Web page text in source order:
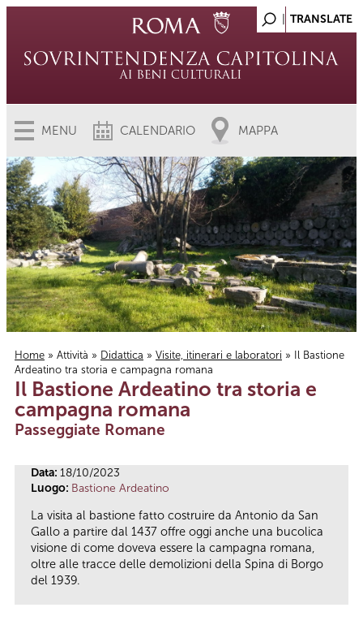
MENU CALENDARIO MAPPA
Tu sei qui
Home » Attività » Didattica » Visite, itinerari e laboratori » Il Bastione
Ardeatino tra storia e campagna romana
Il Bastione Ardeatino tra storia e
campagna romana
Passeggiate Romane
Data: 18/10/2023
Luogo: Bastione Ardeatino
La visita al bastione fatto costruire da Antonio da San
Gallo a partire dal 1437 offre oggi anche una bucolica
visione di come doveva essere la campagna romana,
oltre alle tracce delle demolizioni della Spina di Borgo
del 1939.